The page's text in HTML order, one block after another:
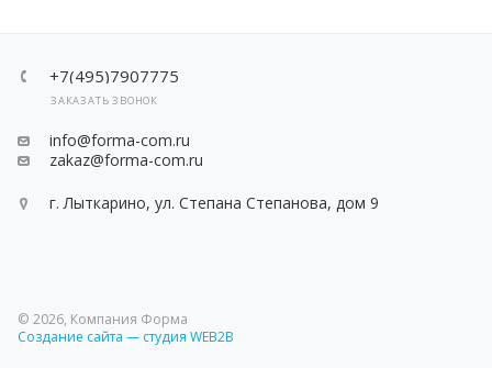
+7(495)7907775
ЗАКАЗАТЬ ЗВОНОК
info@forma-com.ru
zakaz@forma-com.ru
г. Лыткарино, ул. Степана Степанова, дом 9
© 2026, Компания Форма
Создание сайта — студия WEB2B